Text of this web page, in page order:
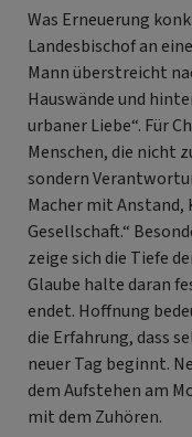
Was Erneuerung
Landesbischof an
Mann überstreicht
Hauswände und
urbaner Liebe“. Für
Menschen, die nicht
sondern
Macher mit Anstand,
Gesellschaft.“
zeige sich die Tiefe
Glaube halte daran
endet. Hoffnung
die Erfahrung, dass
neuer Tag beginnt.
dem Aufstehen am
mit dem Zuhören.